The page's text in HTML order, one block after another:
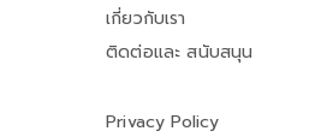
เกี่ยวกับเรา
ติดต่อและ สนับสนุน
Privacy Policy